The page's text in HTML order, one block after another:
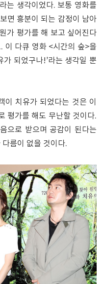
는 생각이었다. 보통 영화를
면 흥분이 되는 감정이 남아
가 평가를 해 보고 싶어진다
이 다큐 영화 <시간의 숲>을
되었구나!’라는 생각일 뿐
이 치유가 되었다는 것은 이
평가를 해도 무난할 것이다.
으로 받으며 공감이 된다는
름이 없을 것이다.